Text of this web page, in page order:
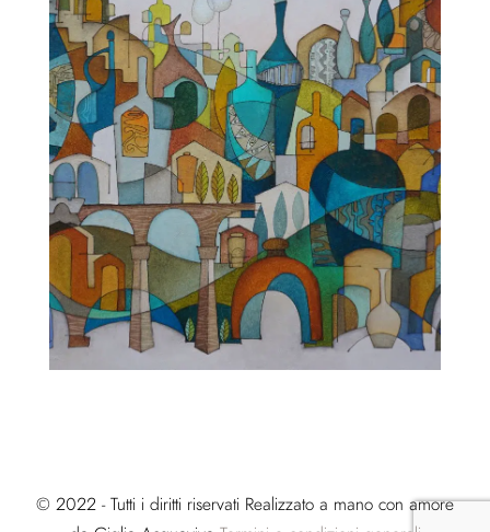
© 2022 - Tutti i diritti riservati Realizzato a mano con amore